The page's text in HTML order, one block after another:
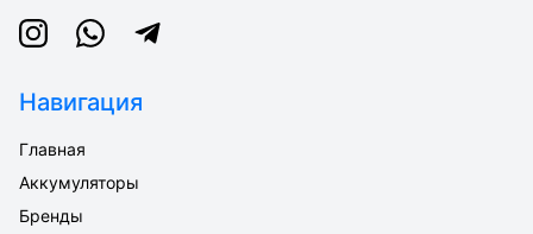
InstagramWhatsappTelegram
Навигация
Главная
Аккумуляторы
Бренды